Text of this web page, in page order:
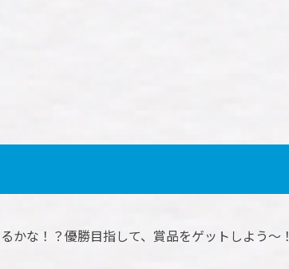
かな！？優勝目指して、賞品をゲットしよう～！